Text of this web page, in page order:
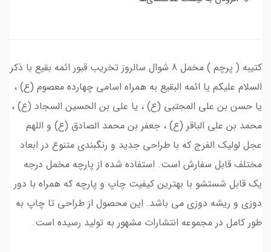
کتیبه ( پرچم ) مخمل 8 شوال سالروز تخریب قبور ائمه بقیع با ذکر
السلام علیکم یا ائمه البقیع به همراه اسامی چهارده معصوم (ع) ،
یا حسن بن علی المجتبی (ع) ، یا علی بن الحسین السجاد (ع) ،
محمد بن علی الباقر (ع) ، جعفر بن محمد الصادق (ع) و اللهم
عجل لولیک الفرج که با طراحی جدید و رنگبندی متنوع در ابعاد
مختلف قابل سفارش است. استفاده شده از پارچه مخمل درجه
یک قابل شستشو با بهترین کیفیت چاپ و پارچه که همراه با دور
دوزی و ریشه دوزی می باشد. این محصول از طراحی تا چاپ به
طور کامل در مجموعه انتشارات مشهور به تولید رسیده است.